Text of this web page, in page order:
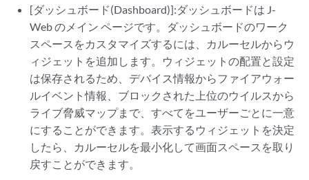
[ダッシュボード(Dashboard)]:ダッシュボードは J-
Web のメイン ページです。ダッシュボードのワーク
スペースをカスタマイズするには、カルーセルからウ
ィジェットを追加します。ウィジェットの配置と設定
は保存されるため、デバイス情報からファイアウォー
ルイベント情報、ブロックされた上位のウイルスから
ライブ脅威マップまで、すべてをユーザーごとに一意
にすることができます。表示するウィジェットを決定
したら、カルーセルを最小化して画面スペースを取り
戻すことができます。